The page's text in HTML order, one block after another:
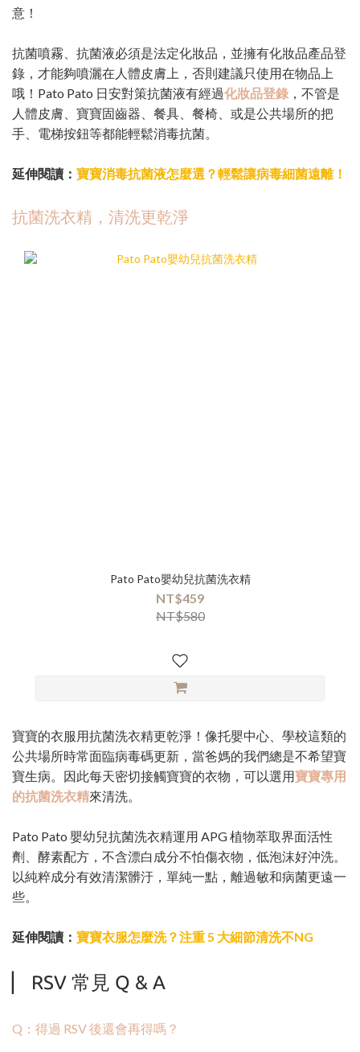
意！
抗菌噴霧、抗菌液必須是法定化妝品，並擁有化妝品產品登
錄，才能夠噴灑在人體皮膚上，否則建議只使用在物品上
哦！Pato Pato 日安對策抗菌液有經過化妝品登錄 ，不管是
人體皮膚、寶寶固齒器、餐具、餐椅、或是公共場所的把
手、電梯按鈕等都能輕鬆消毒抗菌。
延伸閱讀： 寶寶消毒抗菌液怎麼選？輕鬆讓病毒細菌遠離！
抗菌洗衣精，清洗更乾淨
Pato Pato嬰幼兒抗菌洗衣精
NT$459
NT$580
寶寶的衣服用抗菌洗衣精更乾淨！像托嬰中心、學校這類的
公共場所時常面臨病毒碼更新，當爸媽的我們總是不希望寶
寶生病。因此每天密切接觸寶寶的衣物，可以選用寶寶專用
的抗菌洗衣精來清洗。
Pato Pato 嬰幼兒抗菌洗衣精運用 APG 植物萃取界面活性
劑、酵素配方，不含漂白成分不怕傷衣物，低泡沫好沖洗。
以純粹成分有效清潔髒汙，單純一點，離過敏和病菌更遠一
些。
延伸閱讀： 寶寶衣服怎麼洗？注重 5 大細節清洗不NG
▏ RSV 常見 Q & A
Q：得過 RSV 後還會再得嗎？